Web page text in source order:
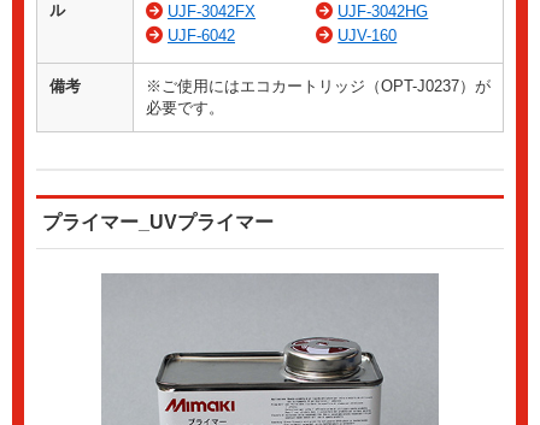
ル
UJF-3042FX
UJF-3042HG
UJF-6042
UJV-160
備考
※ご使用にはエコカートリッジ（OPT-J0237）が
必要です。
プライマー_UVプライマー